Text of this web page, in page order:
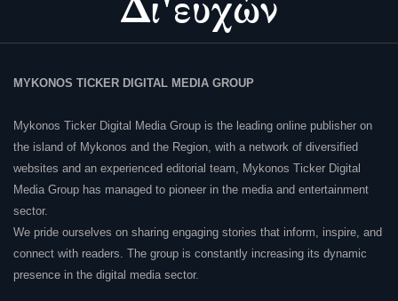
MYKONOS TICKER DIGITAL MEDIA GROUP
Mykonos Ticker Digital Media Group is the leading online publisher on
the island of Mykonos and the Region, with a network of diversified
websites and an experienced editorial team, Mykonos Ticker Digital
Media Group has managed to pioneer in the media and entertainment
sector.
We pride ourselves on sharing engaging stories that inform, inspire, and
connect with readers. The group is constantly increasing its dynamic
presence in the digital media sector.